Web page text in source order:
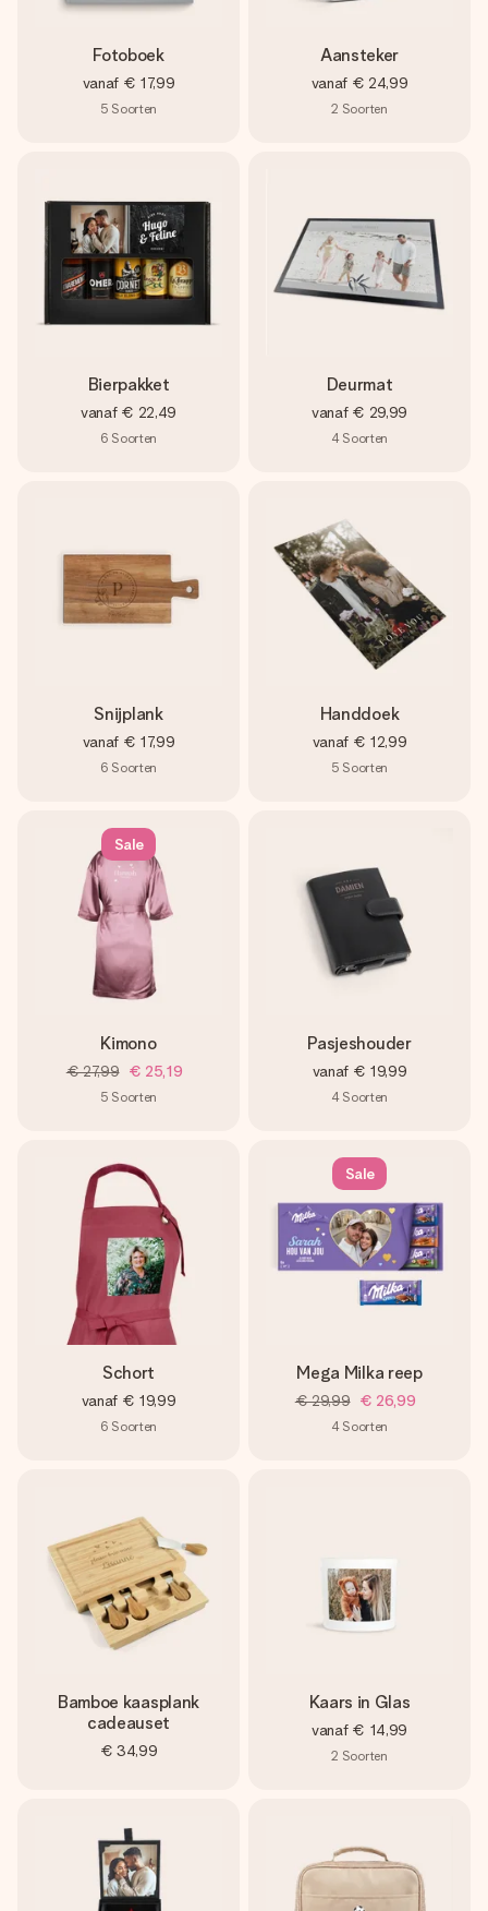
Fotoboek
vanaf € 17,99
5 Soorten
Aansteker
vanaf € 24,99
2 Soorten
Bierpakket
vanaf € 22,49
6 Soorten
Deurmat
vanaf € 29,99
4 Soorten
Snijplank
vanaf € 17,99
6 Soorten
Handdoek
vanaf € 12,99
5 Soorten
Sale
Kimono
€ 27,99 € 25,19
5 Soorten
Pasjeshouder
vanaf € 19,99
4 Soorten
Schort
vanaf € 19,99
6 Soorten
Sale
Mega Milka reep
€ 29,99 € 26,99
4 Soorten
Bamboe kaasplank
cadeauset
€ 34,99
Kaars in Glas
vanaf € 14,99
2 Soorten